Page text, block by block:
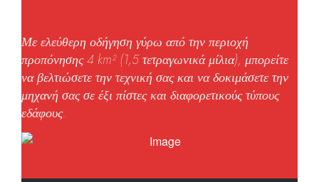
Με ελεύθερη οδήγηση γύρω από την περιοχή
προπόνησης 4 km² (1,5 τετραγωνικά μίλια), μπορείτε
να βελτιώσετε την τεχνική σας και να δοκιμάσετε την
μηχανή σας σε έξι πίστες και διαφορετικούς τύπους
εδάφους.